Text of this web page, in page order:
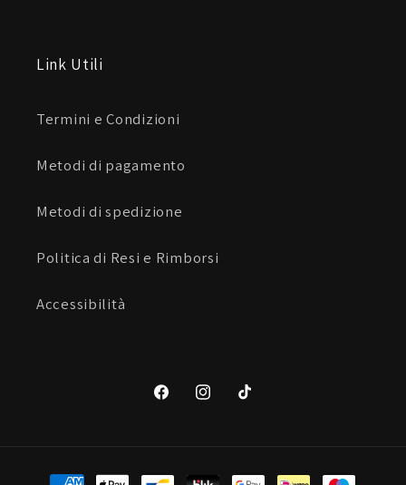
Link Utili
Termini e Condizioni
Metodi di pagamento
Metodi di spedizione
Politica di Resi e Rimborsi
Accessibilità
FacebookInstagramTikTok
Metodi